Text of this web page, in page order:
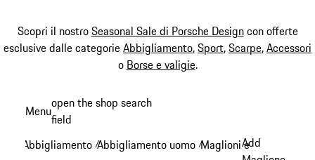
Scopri il nostroSeasonal Sale di Porsche Designcon offerte
esclusive dalle categorieAbbigliamento,Sport,Scarpe,Accessori
o Borse e valigie.
principale
Menuopen the shop search
field
Abbigliamento /Abbigliamento uomo /Maglioni e maglie a
Add